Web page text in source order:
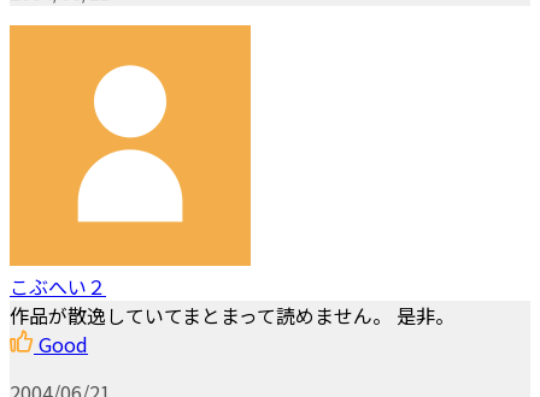
こぶへい２
作品が散逸していてまとまって読めません。 是非。
Good